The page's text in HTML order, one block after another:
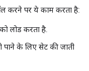
करने पर ये काम करता है:
को लोड करता है.
के लिए सेट की जाती